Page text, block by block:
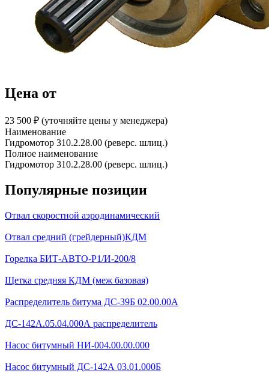
Цена от
23 500 ₽︁ (уточняйте цены у менеджера)
Наименование
Гидромотор 310.2.28.00 (реверс. шлиц.)
Полное наименование
Гидромотор 310.2.28.00 (реверс. шлиц.)
Популярные позиции
Отвал скоростной аэродинамический
Отвал средний (грейдерный)КДМ
Горелка БИТ-АВТО-Р1/И-200/8
Щетка средняя КДМ (меж базовая)
Распределитель битума ДС-39Б 02.00.00А
ДС-142А.05.04.000А распределитель
Насос битумный НИ-004.00.00.000
Насос битумный ДС-142А 03.01.000Б